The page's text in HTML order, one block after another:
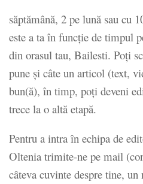
săptămână, 2 pe lună sau cu
este a ta în funcţie de timpul
din orasul tau, Bailesti. Poţi
pune şi câte un articol (text,
bun(ă), în timp, poţi deveni
trece la o altă etapă.
Pentru a intra în echipa de
Oltenia trimite-ne pe mail
câteva cuvinte despre tine,